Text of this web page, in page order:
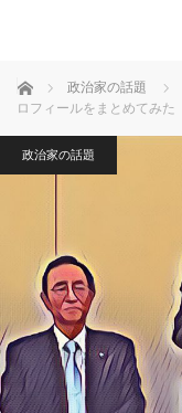
ホーム 政治家の話題
ロフィールをまとめてみた
政治家の話題